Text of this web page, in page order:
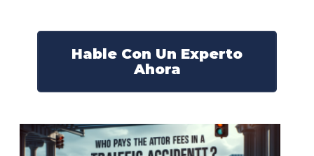
Hable Con Un Experto
Ahora